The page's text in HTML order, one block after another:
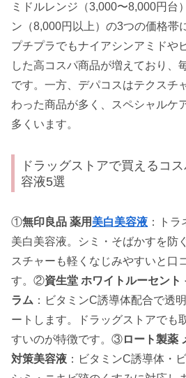
ミドルレンジ（3,000〜8,000円台
ン（8,000円以上）の3つの価格帯
プチプラでもナイアシンアミドや
した高コスパ商品が増えており、
です。一方、デパコスはテクスチ
わった商品が多く、スペシャルケ
多くいます。
ドラッグストアで買えるコ
容液5選
①無印良品 薬用 美白美容液 ：ト
美白美容液。シミ・そばかすを防
スチャーも軽くなじみやすいと口
す。②資生堂 ホワイトルーセント
ラム ：ビタミンC誘導体配合で透
ートします。ドラッグストアでも
すいのが特徴です。③ロート製薬
対策美容液 ：ビタミンC誘導体・